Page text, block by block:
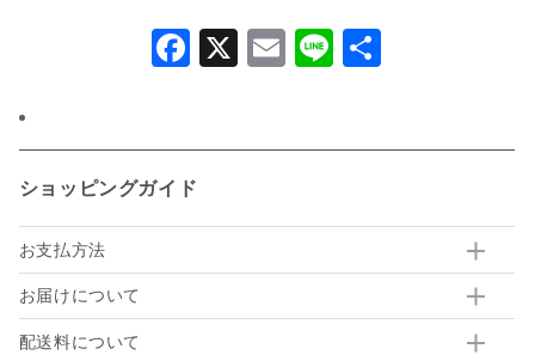
Facebook
X Email
Line
ショッピングガイド
お支払方法
お届けについて
配送料について